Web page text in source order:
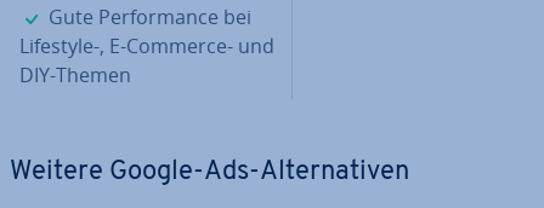
✓
Gute Per­for­mance bei
Lifestyle-, E-Commerce- und
DIY-Themen
Weitere Google-Ads-Al­ter­na­ti­ven